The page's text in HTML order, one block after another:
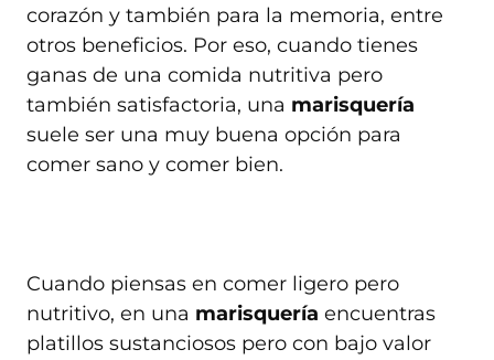
corazón y también para la memoria, entre
otros beneficios. Por eso, cuando tienes
ganas de una comida nutritiva pero
también satisfactoria, una marisquería
suele ser una muy buena opción para
comer sano y comer bien.
Cuando piensas en comer ligero pero
nutritivo, en una marisquería encuentras
platillos sustanciosos pero con bajo valor